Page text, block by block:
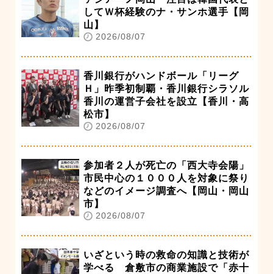
してＷ杯経験のナ・サンホ選手【岡
山】
2026/08/07
香川銀行がハンドボール「リーグ
Ｈ」昨季初制覇・香川銀行シラソル
香川の運営子会社を設立【香川・高
松市】
2026/08/07
参加者２人が死亡の「西大寺会陽」
市民中心の１０００人を対象に祭り
などのイメージ調査へ【岡山・岡山
市】
2026/08/07
いざという時の救命の知識と技術が
学べる 倉敷市の商業施設で「赤十